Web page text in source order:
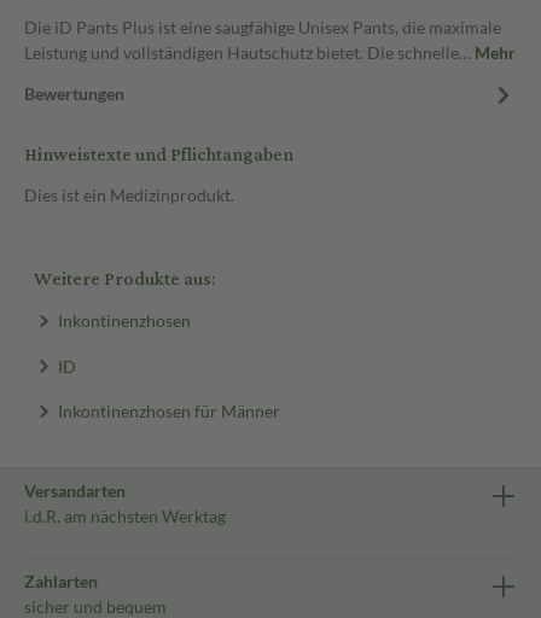
Die iD Pants Plus ist eine saugfähige Unisex Pants, die maximale
Leistung und vollständigen Hautschutz bietet. Die schnelle… Mehr
Bewertungen
Hinweistexte und Pflichtangaben
Dies ist ein Medizinprodukt.
Weitere Produkte aus:
Inkontinenzhosen
ID
Inkontinenzhosen für Männer
Versandarten
i.d.R. am nächsten Werktag
Zahlarten
sicher und bequem